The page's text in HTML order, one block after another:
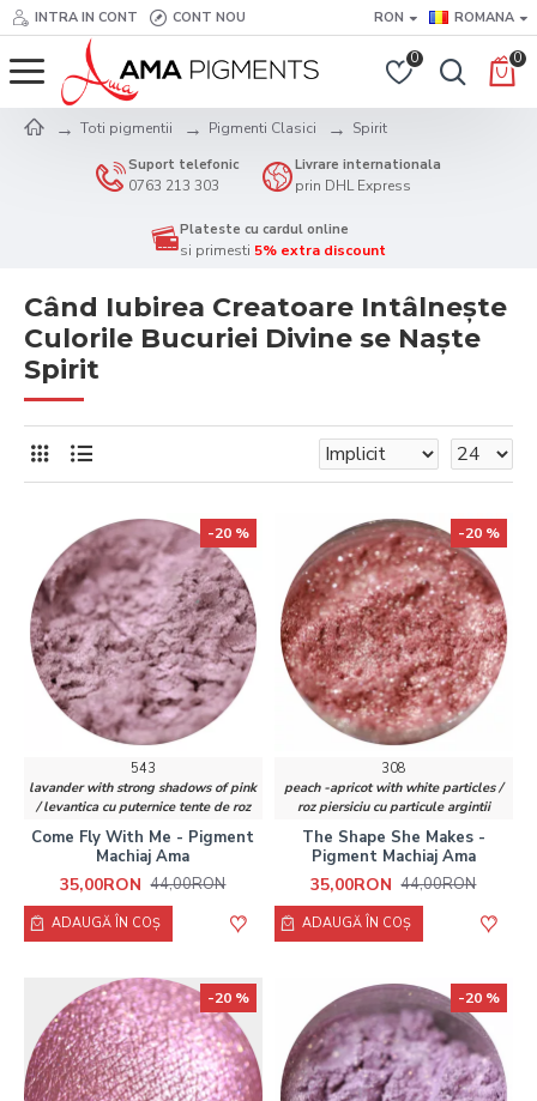
INTRA IN CONT CONT NOU RON ROMANA
0 0
Toti pigmentii Pigmenti Clasici Spirit
Suport telefonic
0763 213 303
Livrare internationala
prin DHL Express
Plateste cu cardul online
si primesti 5% extra discount
Când Iubirea Creatoare Intâlnește
Culorile Bucuriei Divine se Naște
Spirit
-20 %
543
lavander with strong shadows of pink
/ levantica cu puternice tente de roz
Come Fly With Me - Pigment
Machiaj Ama
35,00RON 44,00RON
ADAUGĂ ÎN COŞ
-20 %
308
peach -apricot with white particles /
roz piersiciu cu particule argintii
The Shape She Makes -
Pigment Machiaj Ama
35,00RON 44,00RON
ADAUGĂ ÎN COŞ
-20 % -20 %